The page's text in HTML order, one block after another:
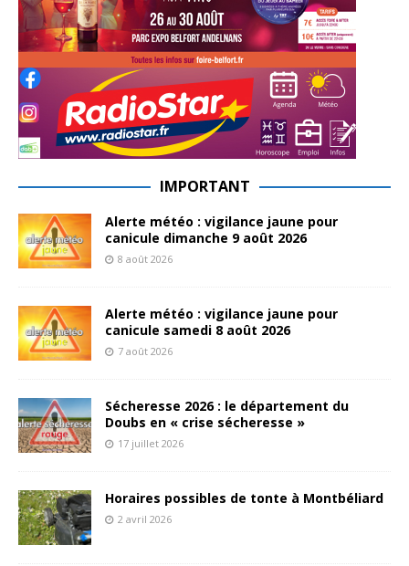
IMPORTANT
Alerte météo : vigilance jaune pour
canicule dimanche 9 août 2026
8 août 2026
Alerte météo : vigilance jaune pour
canicule samedi 8 août 2026
7 août 2026
Sécheresse 2026 : le département du
Doubs en « crise sécheresse »
17 juillet 2026
Horaires possibles de tonte à Montbéliard
2 avril 2026